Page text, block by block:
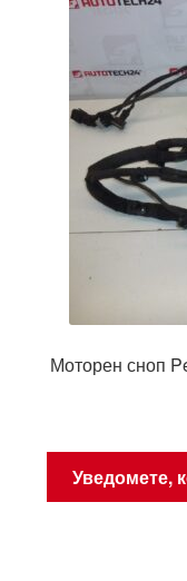
Моторен сноп
Уведомете,